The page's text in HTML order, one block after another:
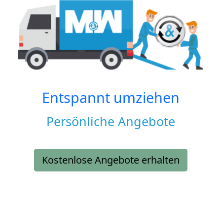
Entspannt umziehen
Persönliche Angebote
Kostenlose Angebote erhalten